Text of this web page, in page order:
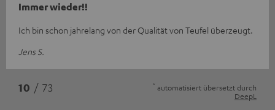
Immer wieder!!
Ich bin schon jahrelang von der Qualität von Teufel überzeugt.
Jens S.
10 / 73 * automatisiert übersetzt durch
DeepL